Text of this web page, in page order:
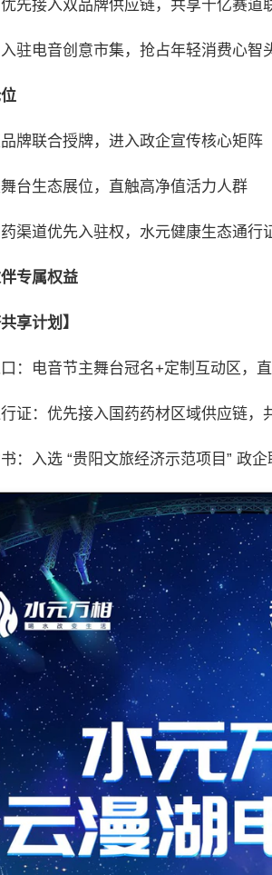
先接入双品牌供应链，共享千亿赛道
驻电音创意市集，抢占年轻消费心智
牌联合授牌，进入政企宣传核心矩阵
台生态展位，直触高净值活力人群
渠道优先入驻权，水元健康生态通行
专属权益
享计划】
：电音节主舞台冠名+定制互动区，
证：优先接入国药药材区域供应链，
：入选 “贵阳文旅经济示范项目” 政